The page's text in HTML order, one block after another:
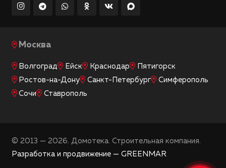
Москва
Волгоград Ейск Краснодар
Пятигорск
Ростов-на-Дону
Санкт-Петербург
Симферополь
Сочи
Ставрополь
© 2013 — 2026. Домотека. Строительная компания.
Разработка и продвижение — GREENMAR